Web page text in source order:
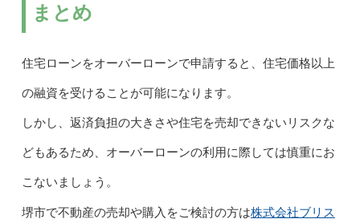
まとめ
住宅ローンをオーバーローンで申請すると、住宅価格以上
の融資を受けることが可能になります。
しかし、返済負担の大きさや住宅を売却できないリスクな
どもあるため、オーバーローンの利用に際しては慎重にお
こないましょう。
堺市で不動産の売却や購入をご検討の方は株式会社ブリス